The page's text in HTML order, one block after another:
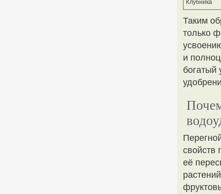
Клубника
Таким
только
и
богатый
свойств
её